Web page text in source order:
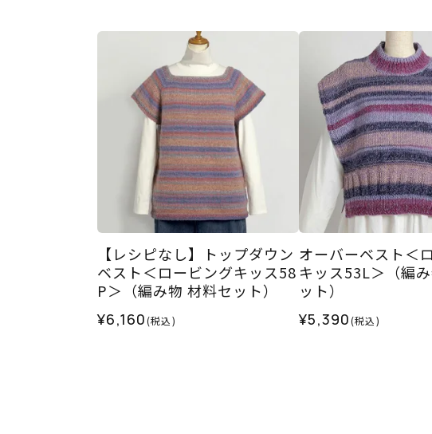
【レシピなし】トップダウン
ベスト＜ロービングキッス58
P＞（編み物 材料セット）
¥6,160(税込)
オーバーベスト＜
キッス53L＞（編
ット）
¥5,390(税込)